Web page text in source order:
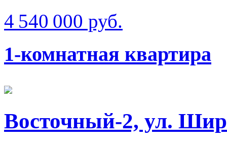
4 540 000 руб.
1-комнатная квартира
Восточный-2, ул.